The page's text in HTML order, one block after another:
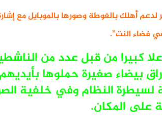
أهلك بالغوطة وصورها بالموبايل مع
فضاء النت”.
كبيرا من قبل عدد من
بيضاء صغيرة حملوها
لسيطرة النظام وفي خلفية
على المكان.